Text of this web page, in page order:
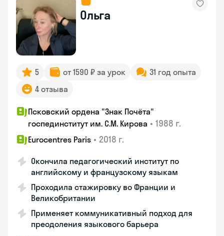
Ольга
5 от 1590 ₽ за урок
31 год опыта
4 отзыва
Псковский ордена "Знак Почёта"
госпединститут им. С.М. Кирова • 1988 г.
Eurocentres Paris • 2018 г.
Окончила педагогический институт по
английскому и французскому языкам
Проходила стажировку во Франции и
Великобритании
Применяет коммуникативный подход для
преодоления языкового барьера